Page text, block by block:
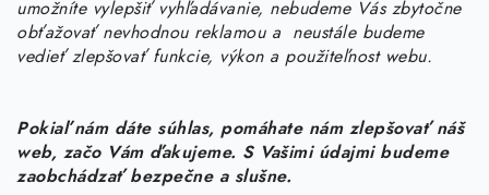
umožníte vylepšiť vyhľadávanie, nebudeme Vás zbytočne
obťažovať nevhodnou reklamou a neustále budeme
vedieť zlepšovať funkcie, výkon a použiteľnost webu.
Pokiaľ nám dáte súhlas, pomáhate nám zlepšovať náš
web, začo Vám ďakujeme. S Vašimi údajmi budeme
zaobchádzať bezpečne a slušne.